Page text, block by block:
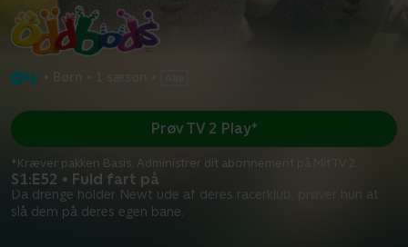
• Børn • 1 sæson
S1:E52 • Fuld fart på
Da drenge holder Newt ude af deres racerklub, prøver hun at
slå dem på deres egen bane.
Prøv TV 2 Play*
*Kræver pakken Basis. Administrer dit abonnement på Mit TV 2.